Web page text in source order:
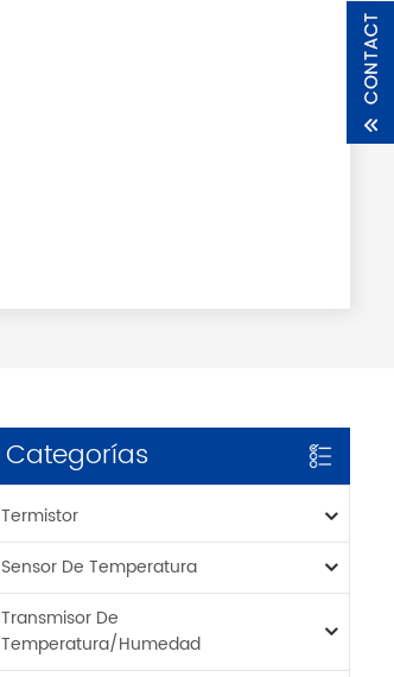
Categorías
Termistor
Sensor De Temperatura
Transmisor De
Temperatura/humedad